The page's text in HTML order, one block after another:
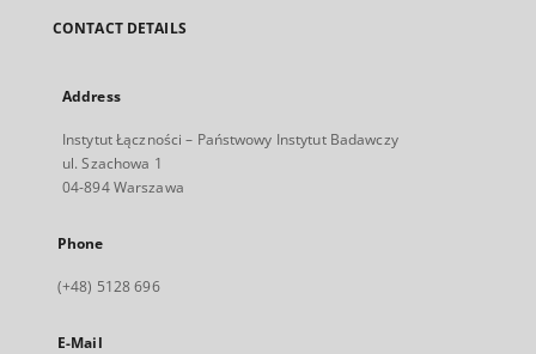
CONTACT DETAILS
Address
Instytut Łączności – Państwowy Instytut Badawczy
ul. Szachowa 1
04-894 Warszawa
Phone
(+48) 5128 696
E-Mail